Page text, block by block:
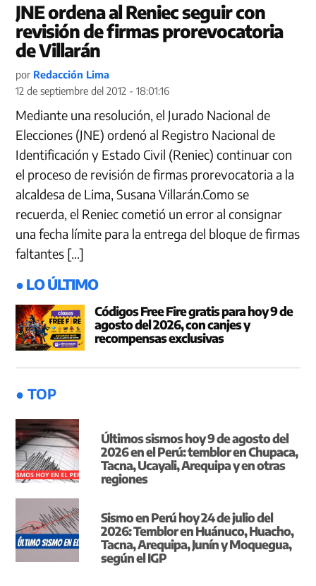
JNE ordena al Reniec seguir con
revisión de firmas prorevocatoria
de Villarán
por Redacción Lima
12 de septiembre del 2012 - 18:01:16
Mediante una resolución, el Jurado Nacional de
Elecciones (JNE) ordenó al Registro Nacional de
Identificación y Estado Civil (Reniec) continuar con
el proceso de revisión de firmas prorevocatoria a la
alcaldesa de Lima, Susana Villarán.Como se
recuerda, el Reniec cometió un error al consignar
una fecha límite para la entrega del bloque de firmas
faltantes […]
● LO ÚLTIMO
Códigos Free Fire gratis para hoy 9 de
agosto del 2026, con canjes y
recompensas exclusivas
● TOP
Últimos sismos hoy 9 de agosto del
2026 en el Perú: temblor en Chupaca,
Tacna, Ucayali, Arequipa y en otras
regiones
Sismo en Perú hoy 24 de julio del
2026: Temblor en Huánuco, Huacho,
Tacna, Arequipa, Junín y Moquegua,
según el IGP